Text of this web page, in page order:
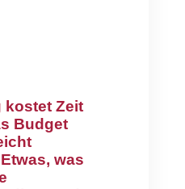
kostet Zeit
Budget
was